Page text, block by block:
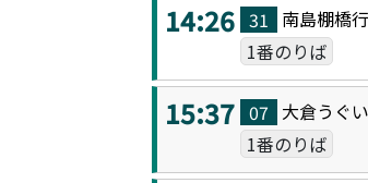
14:26 31 南島棚橋
1番のりば
15:37 07 大倉うぐ
1番のりば